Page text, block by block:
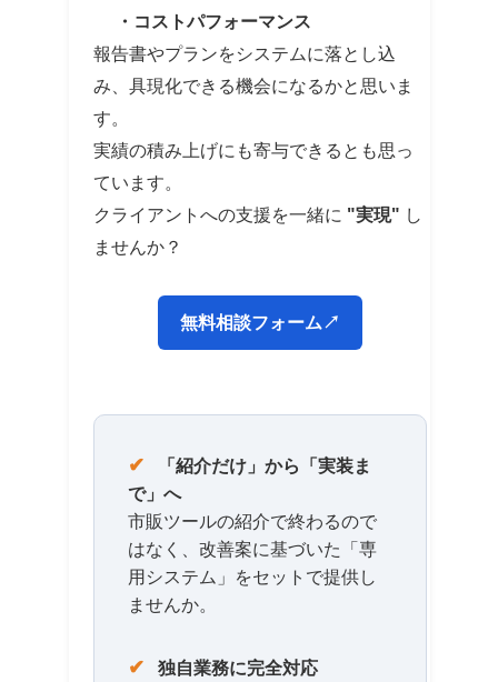
・コストパフォーマンス
報告書やプランをシステムに落とし込
み、具現化できる機会になるかと思いま
す。
実績の積み上げにも寄与できるとも思っ
ています。
クライアントへの支援を一緒に "実現" し
ませんか？
無料相談フォーム↗
✔
「紹介だけ」から「実装ま
で」へ
市販ツールの紹介で終わるので
はなく、改善案に基づいた「専
用システム」をセットで提供し
ませんか。
✔ 独自業務に完全対応